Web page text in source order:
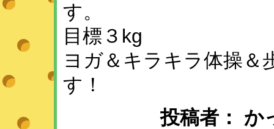
す。
目標３kg
ヨガ＆キラキラ体操＆
す！
投稿者： か